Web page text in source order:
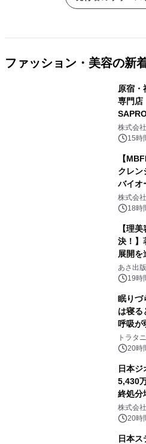
ファッション・美容の新
原宿・
専門店
株式会
15時
【
クレ
バイオ
クレン
発売
株式会
18時
【理
決！】
展開
「多店
24日（
あさ出版
19時
眠りづ
は寝る
呼吸が
トラタ
20時
日本
5,430
終処分
需要拡
株式会
20時
日本